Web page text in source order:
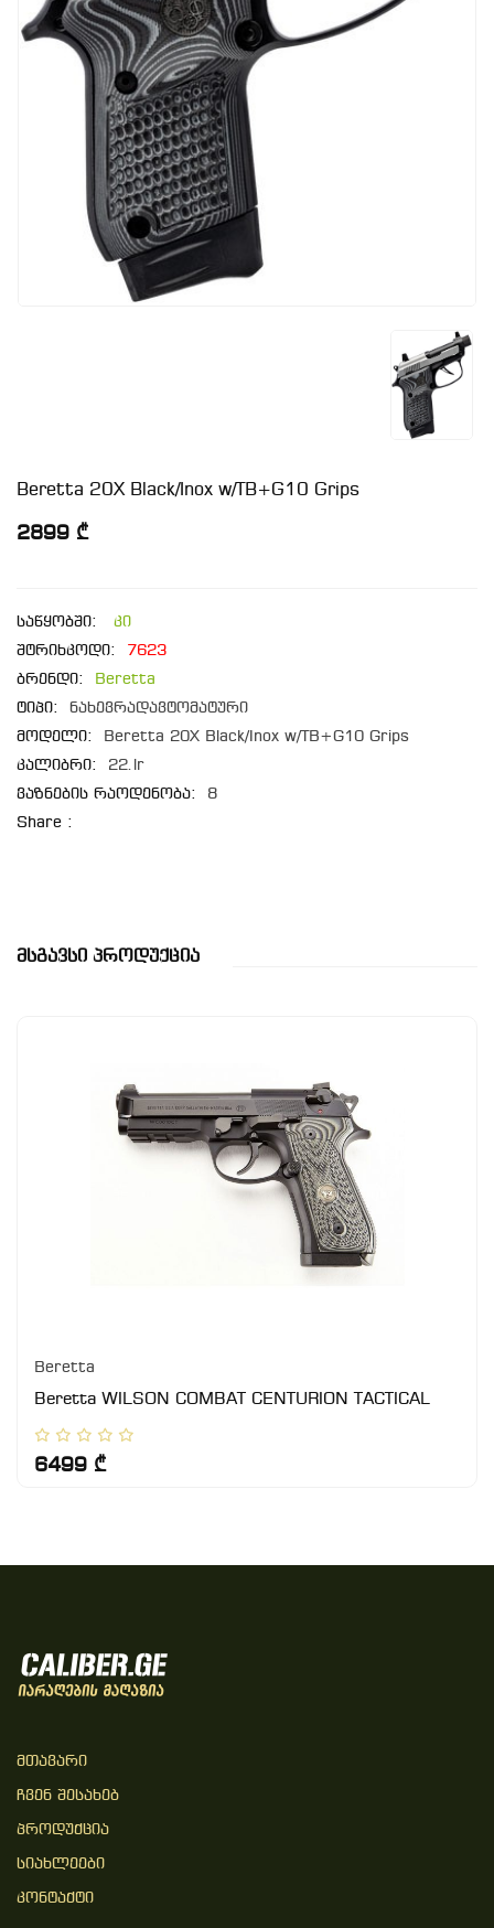
Beretta 20X Black/Inox w/TB+G10 Grips
2899 ₾
საწყობში:
კი
შტრიხკოდი:
7623
ბრენდი:
Beretta
ტიპი:
ნახევრადავტომატური
მოდელი:
Beretta 20X Black/Inox w/TB+G10 Grips
კალიბრი:
22.lr
ვაზნების რაოდენობა:
8
Share :
Მსგავსი Პროდუქცია
Beretta
Beretta WILSON COMBAT CENTURION TACTICAL
6499 ₾
Მთავარი
Ჩვენ Შესახებ
Პროდუქცია
Სიახლეები
Კონტაქტი